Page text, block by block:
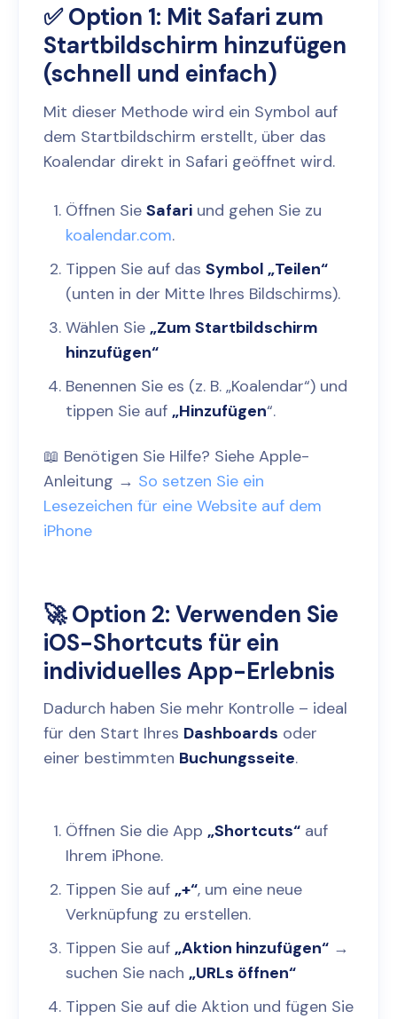
✅ Option 1: Mit Safari zum
Startbildschirm hinzufügen
(schnell und einfach)
Mit dieser Methode wird ein Symbol auf
dem Startbildschirm erstellt, über das
Koalendar direkt in Safari geöffnet wird.
Öffnen Sie Safari und gehen Sie zu
koalendar.com.
Tippen Sie auf das Symbol „Teilen“
(unten in der Mitte Ihres Bildschirms).
Wählen Sie „Zum Startbildschirm
hinzufügen“
Benennen Sie es (z. B. „Koalendar“) und
tippen Sie auf „Hinzufügen“.
📖 Benötigen Sie Hilfe? Siehe Apple-
Anleitung → So setzen Sie ein
Lesezeichen für eine Website auf dem
iPhone
🚀 Option 2: Verwenden Sie
iOS-Shortcuts für ein
individuelles App-Erlebnis
Dadurch haben Sie mehr Kontrolle – ideal
für den Start Ihres Dashboards oder
einer bestimmten Buchungsseite.
Öffnen Sie die App „Shortcuts“ auf
Ihrem iPhone.
Tippen Sie auf „+“, um eine neue
Verknüpfung zu erstellen.
Tippen Sie auf „Aktion hinzufügen“ →
suchen Sie nach „URLs öffnen“
Tippen Sie auf die Aktion und fügen Sie